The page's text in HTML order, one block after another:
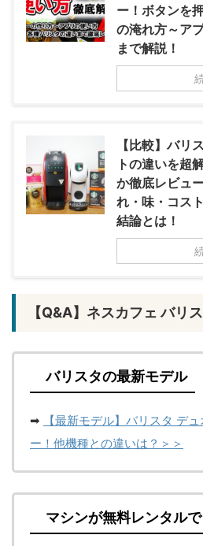
ー！ボタンを
の淹れ方～ア
まで解説！
【比較】バリ
トの違いを超
か徹底レビュ
れ・味・コス
結論とは！
【Q&A】ネスカフェ バリ
バリスタの最新モデル
➡
【最新モデル】バリスタ デ
ー！他機種との違いは？＞＞
マシンが無料レンタル